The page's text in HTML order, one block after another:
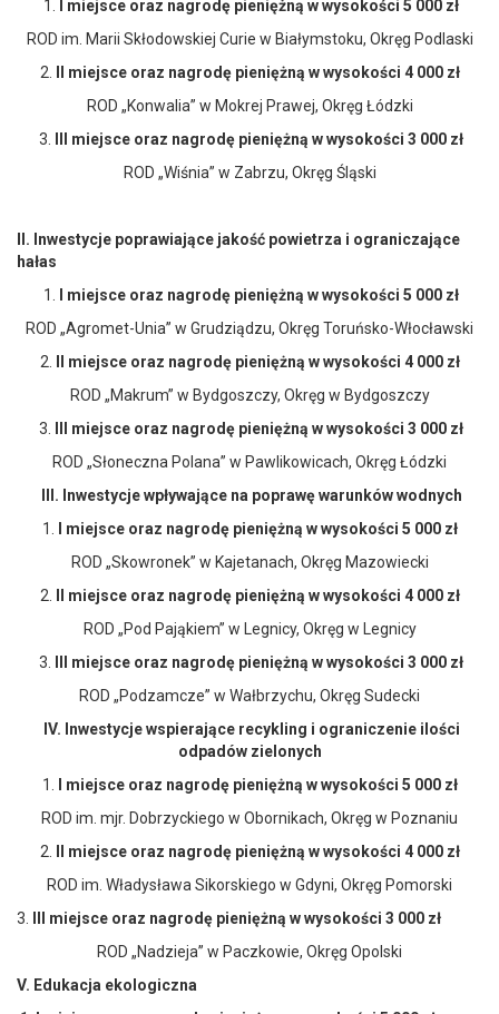
1. I miejsce oraz nagrodę pieniężną w wysokości 5 000 zł
ROD im. Marii Skłodowskiej Curie w Białymstoku, Okręg Podlaski
2. II miejsce oraz nagrodę pieniężną w wysokości 4 000 zł
ROD „Konwalia” w Mokrej Prawej, Okręg Łódzki
3. III miejsce oraz nagrodę pieniężną w wysokości 3 000 zł
ROD „Wiśnia” w Zabrzu, Okręg Śląski
II. Inwestycje poprawiające jakość powietrza i ograniczające
hałas
1.
I miejsce oraz nagrodę pieniężną w wysokości 5 000 zł
ROD „Agromet-Unia” w Grudziądzu, Okręg Toruńsko-Włocławski
2. II miejsce oraz nagrodę pieniężną w wysokości 4 000 zł
ROD „Makrum” w Bydgoszczy, Okręg w Bydgoszczy
3. III miejsce oraz nagrodę pieniężną w wysokości 3 000 zł
ROD „Słoneczna Polana” w Pawlikowicach, Okręg Łódzki
III. Inwestycje wpływające na poprawę warunków wodnych
1.
I miejsce oraz nagrodę pieniężną w wysokości 5 000 zł
ROD „Skowronek” w Kajetanach, Okręg Mazowiecki
2. II miejsce oraz nagrodę pieniężną w wysokości 4 000 zł
ROD „Pod Pająkiem” w Legnicy, Okręg w Legnicy
3. III miejsce oraz nagrodę pieniężną w wysokości 3 000 zł
ROD „Podzamcze” w Wałbrzychu, Okręg Sudecki
IV. Inwestycje wspierające recykling i ograniczenie ilości
odpadów zielonych
1.
I miejsce oraz nagrodę pieniężną w wysokości 5 000 zł
ROD im. mjr. Dobrzyckiego w Obornikach, Okręg w Poznaniu
2. II miejsce oraz nagrodę pieniężną w wysokości 4 000 zł
ROD im. Władysława Sikorskiego w Gdyni, Okręg Pomorski
3. III miejsce oraz nagrodę pieniężną w wysokości 3 000 zł
ROD „Nadzieja” w Paczkowie, Okręg Opolski
V. Edukacja ekologiczna